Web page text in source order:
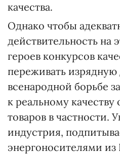
качества.
Однако чтобы
действительность на
героев конкурсов
переживать
всенародной борьбе
к реальному качеству
товаров в частности.
индустрия,
энергоносителями из